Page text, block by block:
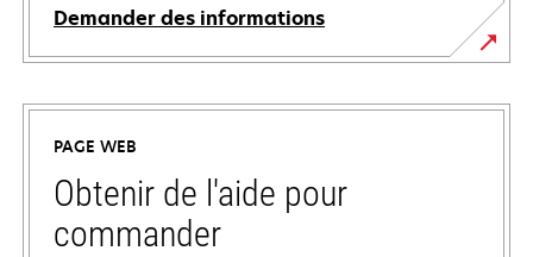
Demander des informations
PAGE WEB
Obtenir de l'aide pour
commander